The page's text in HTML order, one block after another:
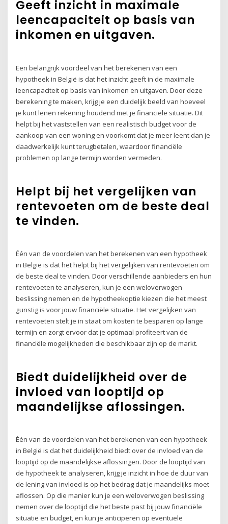
Geeft inzicht in maximale
leencapaciteit op basis van
inkomen en uitgaven.
Een belangrijk voordeel van het berekenen van een
hypotheek in België is dat het inzicht geeft in de maximale
leencapaciteit op basis van inkomen en uitgaven. Door deze
berekening te maken, krijg je een duidelijk beeld van hoeveel
je kunt lenen rekening houdend met je financiële situatie. Dit
helpt bij het vaststellen van een realistisch budget voor de
aankoop van een woning en voorkomt dat je meer leent dan je
daadwerkelijk kunt terugbetalen, waardoor financiële
problemen op lange termijn worden vermeden.
Helpt bij het vergelijken van
rentevoeten om de beste deal
te vinden.
Één van de voordelen van het berekenen van een hypotheek
in België is dat het helpt bij het vergelijken van rentevoeten om
de beste deal te vinden. Door verschillende aanbieders en hun
rentevoeten te analyseren, kun je een weloverwogen
beslissing nemen en de hypotheekoptie kiezen die het meest
gunstig is voor jouw financiële situatie. Het vergelijken van
rentevoeten stelt je in staat om kosten te besparen op lange
termijn en zorgt ervoor dat je optimaal profiteert van de
financiële mogelijkheden die beschikbaar zijn op de markt.
Biedt duidelijkheid over de
invloed van looptijd op
maandelijkse aflossingen.
Één van de voordelen van het berekenen van een hypotheek
in België is dat het duidelijkheid biedt over de invloed van de
looptijd op de maandelijkse aflossingen. Door de looptijd van
de hypotheek te analyseren, krijg je inzicht in hoe de duur van
de lening van invloed is op het bedrag dat je maandelijks moet
aflossen. Op die manier kun je een weloverwogen beslissing
nemen over de looptijd die het beste past bij jouw financiële
situatie en budget, en kun je anticiperen op eventuele